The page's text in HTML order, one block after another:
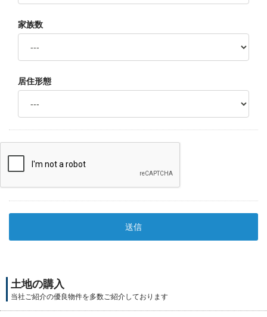
家族数
居住形態
土地の購入
当社ご紹介の優良物件を多数ご紹介しております